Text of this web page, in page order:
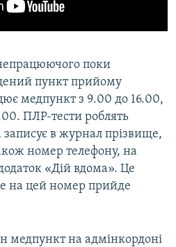
поки
пункт прийому
медпункт з 9.00 до 16.00,
ПЛР-тести роблять
записує в журнал прізвище,
номер телефону, на
«Дій вдома». Це
на цей номер прийде
медпункт на адмінкордоні